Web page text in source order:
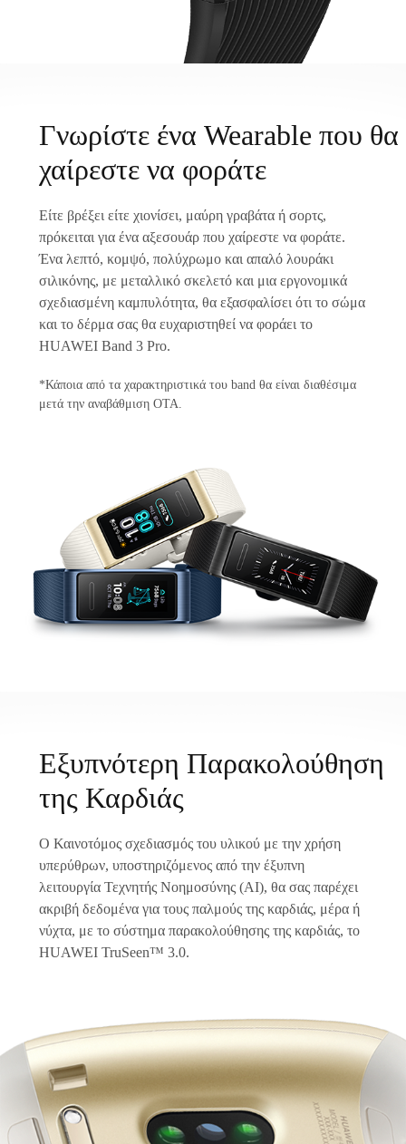
Γνωρίστε ένα Wearable που θα
χαίρεστε να φοράτε
Είτε βρέξει είτε χιονίσει, μαύρη γραβάτα ή σορτς,
πρόκειται για ένα αξεσουάρ που χαίρεστε να φοράτε.
Ένα λεπτό, κομψό, πολύχρωμο και απαλό λουράκι
σιλικόνης, με μεταλλικό σκελετό και μια εργονομικά
σχεδιασμένη καμπυλότητα, θα εξασφαλίσει ότι το σώμα
και το δέρμα σας θα ευχαριστηθεί να φοράει το
HUAWEI Band 3 Pro.
*Κάποια από τα χαρακτηριστικά του band θα είναι διαθέσιμα
μετά την αναβάθμιση OTA.
Εξυπνότερη Παρακολούθηση
της Καρδιάς
Ο Καινοτόμος σχεδιασμός του υλικού με την χρήση
υπερύθρων, υποστηριζόμενος από την έξυπνη
λειτουργία Τεχνητής Νοημοσύνης (ΑΙ), θα σας παρέχει
ακριβή δεδομένα για τους παλμούς της καρδιάς, μέρα ή
νύχτα, με το σύστημα παρακολούθησης της καρδιάς, το
HUAWEI TruSeen™ 3.0.